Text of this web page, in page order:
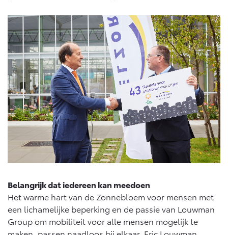
Proace (excl. BTW)
OOK ALS BATTERIJ-
ELEKTRISCH
Vanaf € 37.500,-
Proace Verso
BATTERIJ-ELEKTRISCH
Vanaf € 55.950,-
Proace Max (excl. BTW)
Hilux (excl. BTW)
Belangrijk dat iedereen kan meedoen
Het warme hart van de Zonnebloem voor mensen met
een lichamelijke beperking en de passie van Louwman
Group om mobiliteit voor alle mensen mogelijk te